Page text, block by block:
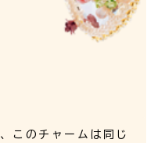
、このチャームは同じ